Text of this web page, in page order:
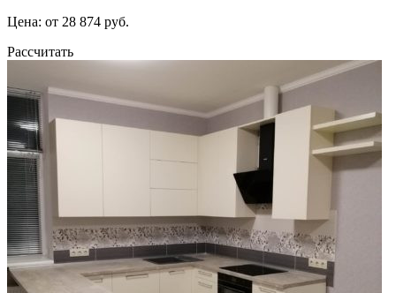
Цена: от 28 874 руб.
Рассчитать